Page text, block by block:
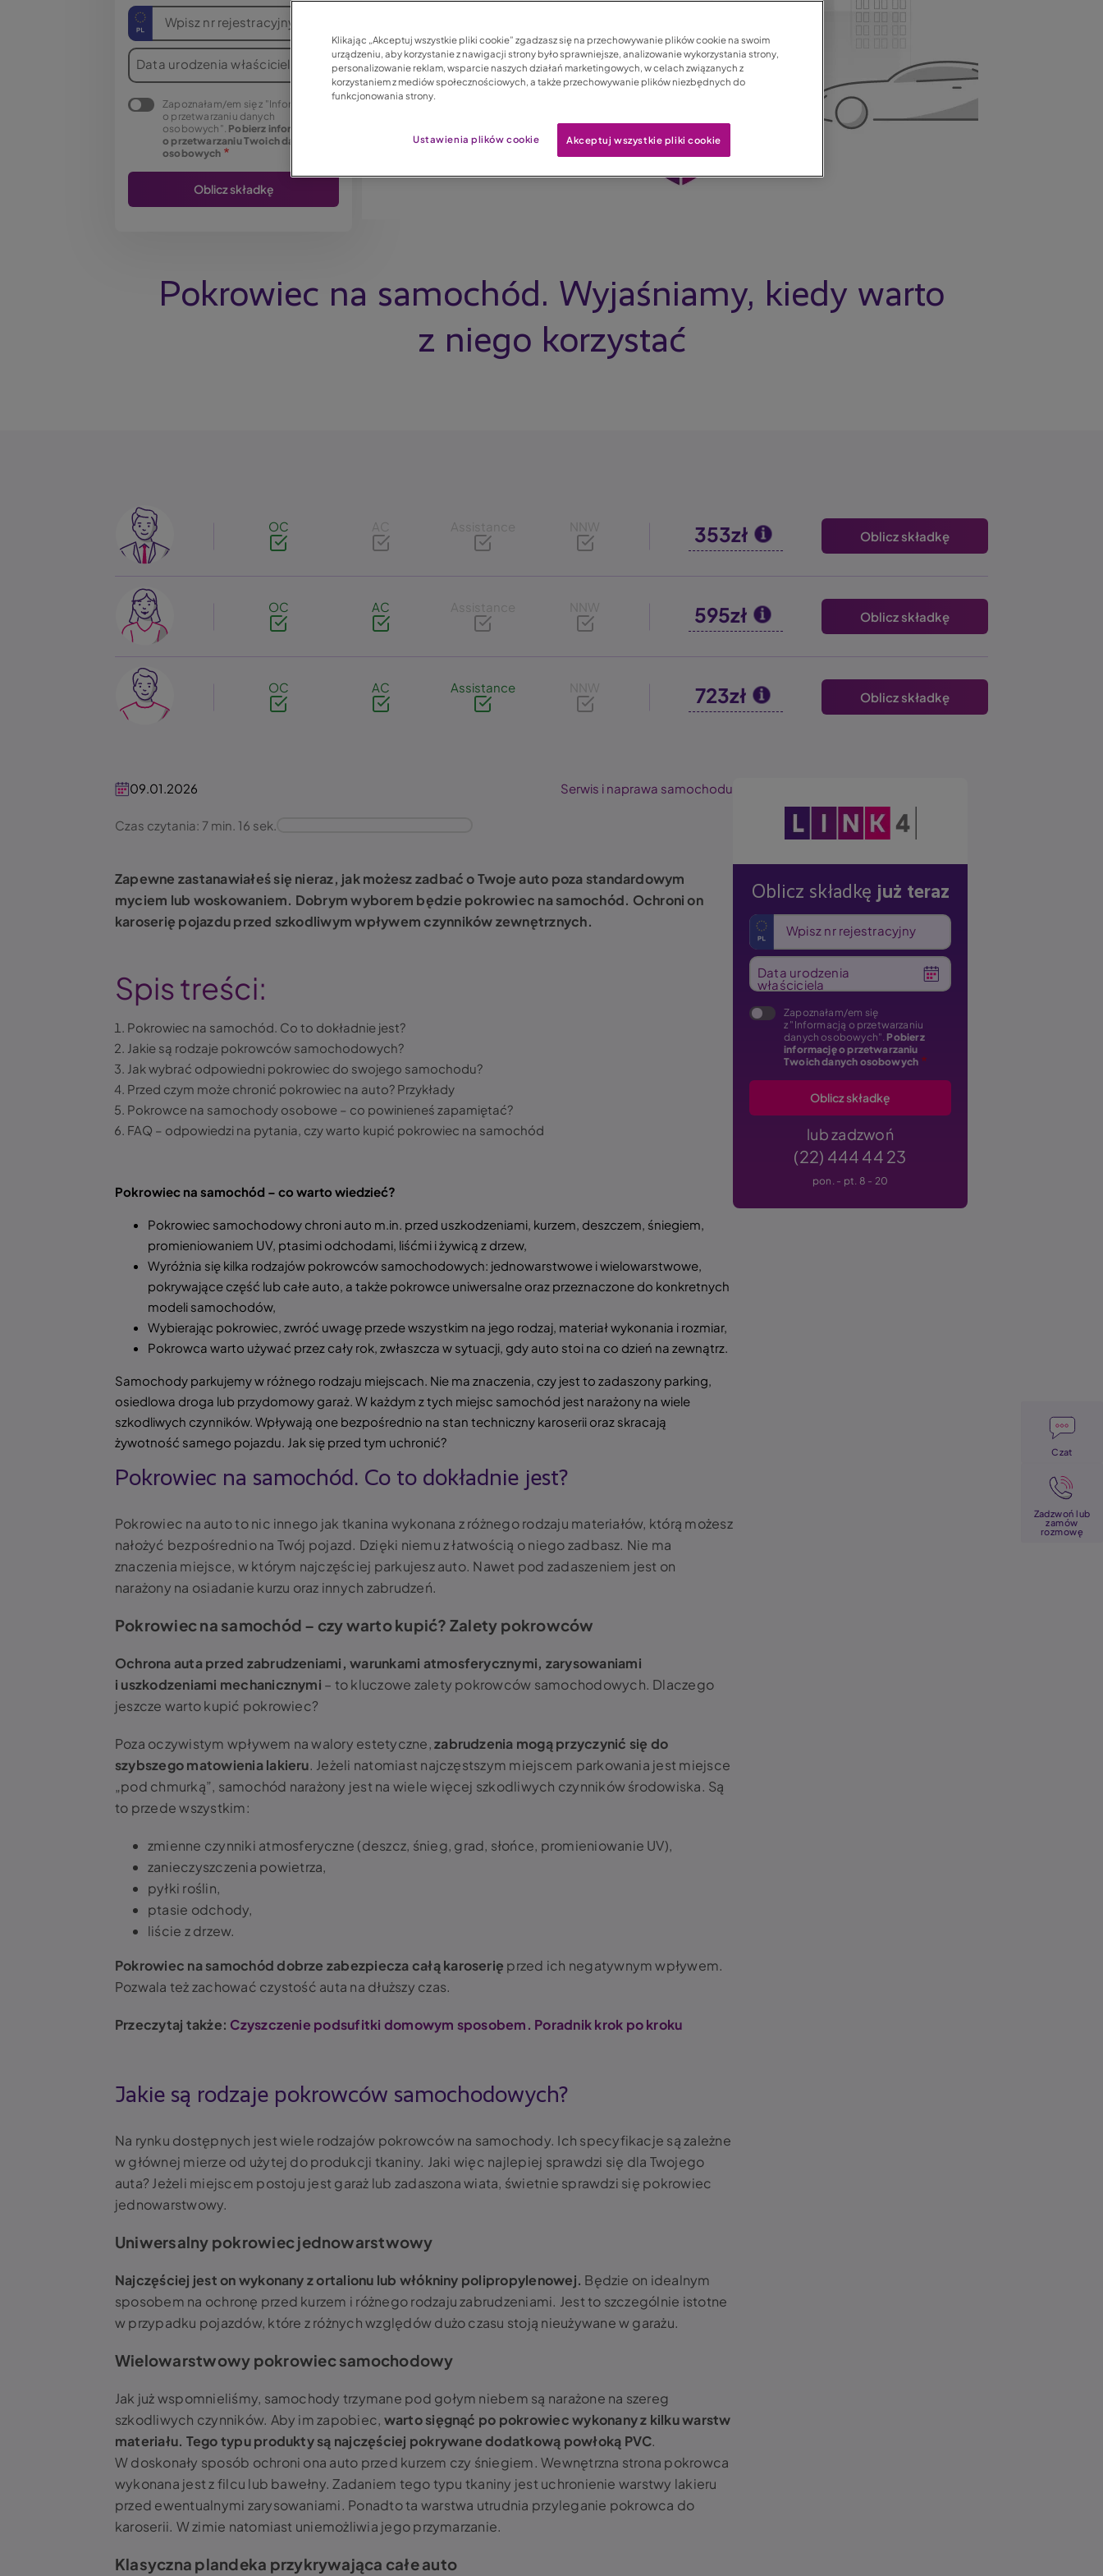
Wpisz nr rejestracyjny
Data urodzenia właściciela
Zapoznałam/em się z "Informacją
o przetwarzaniu danych
osobowych". Pobierz informację
o przetwarzaniu Twoich danych
osobowych
Pokrowiec na samochód. Wyjaśniamy, kiedy warto
z niego korzystać
Image
OC AC Assistance NNW 353zł Oblicz składkę
Image
OC AC Assistance NNW 595zł Oblicz składkę
Image
OC AC Assistance NNW 723zł Oblicz składkę
09.01.2026 Serwis i naprawa samochodu
Czas czytania: 7 min. 16 sek.
Zapewne zastanawiałeś się nieraz, jak możesz zadbać o Twoje auto poza standardowym
myciem lub woskowaniem. Dobrym wyborem będzie pokrowiec na samochód. Ochroni on
karoserię pojazdu przed szkodliwym wpływem czynników zewnętrznych.
Spis treści:
Pokrowiec na samochód. Co to dokładnie jest?
Jakie są rodzaje pokrowców samochodowych?
Jak wybrać odpowiedni pokrowiec do swojego samochodu?
Przed czym może chronić pokrowiec na auto? Przykłady
Pokrowce na samochody osobowe – co powinieneś zapamiętać?
FAQ – odpowiedzi na pytania, czy warto kupić pokrowiec na samochód
Pokrowiec na samochód – co warto wiedzieć?
Pokrowiec samochodowy chroni auto m.in. przed uszkodzeniami, kurzem, deszczem, śniegiem,
promieniowaniem UV, ptasimi odchodami, liśćmi i żywicą z drzew,
Wyróżnia się kilka rodzajów pokrowców samochodowych: jednowarstwowe i wielowarstwowe,
pokrywające część lub całe auto, a także pokrowce uniwersalne oraz przeznaczone do konkretnych
modeli samochodów,
Wybierając pokrowiec, zwróć uwagę przede wszystkim na jego rodzaj, materiał wykonania i rozmiar,
Pokrowca warto używać przez cały rok, zwłaszcza w sytuacji, gdy auto stoi na co dzień na zewnątrz.
Samochody parkujemy w różnego rodzaju miejscach. Nie ma znaczenia, czy jest to zadaszony parking,
osiedlowa droga lub przydomowy garaż. W każdym z tych miejsc samochód jest narażony na wiele
szkodliwych czynników. Wpływają one bezpośrednio na stan techniczny karoserii oraz skracają
żywotność samego pojazdu. Jak się przed tym uchronić?
Pokrowiec na samochód. Co to dokładnie jest?
Pokrowiec na auto to nic innego jak tkanina wykonana z różnego rodzaju materiałów, którą możesz
nałożyć bezpośrednio na Twój pojazd. Dzięki niemu z łatwością o niego zadbasz. Nie ma
znaczenia miejsce, w którym najczęściej parkujesz auto. Nawet pod zadaszeniem jest on
narażony na osiadanie kurzu oraz innych zabrudzeń.
Pokrowiec na samochód – czy warto kupić? Zalety pokrowców
Ochrona auta przed zabrudzeniami, warunkami atmosferycznymi, zarysowaniami
i uszkodzeniami mechanicznymi – to kluczowe zalety pokrowców samochodowych. Dlaczego
jeszcze warto kupić pokrowiec?
Poza oczywistym wpływem na walory estetyczne,zabrudzenia mogą przyczynić się do
szybszego matowienia lakieru. Jeżeli natomiast najczęstszym miejscem parkowania jest miejsce
„pod chmurką”, samochód narażony jest na wiele więcej szkodliwych czynników środowiska. Są
to przede wszystkim:
zmienne czynniki atmosferyczne (deszcz, śnieg, grad, słońce, promieniowanie UV),
zanieczyszczenia powietrza,
pyłki roślin,
ptasie odchody,
liście z drzew.
Pokrowiec na samochód dobrze zabezpiecza całą karoserię przed ich negatywnym wpływem.
Pozwala też zachować czystość auta na dłuższy czas.
Przeczytaj także: Czyszczenie podsufitki domowym sposobem. Poradnik krok po kroku
Jakie są rodzaje pokrowców samochodowych?
Na rynku dostępnych jest wiele rodzajów pokrowców na samochody. Ich specyfikacje są zależne
w głównej mierze od użytej do produkcji tkaniny. Jaki więc najlepiej sprawdzi się dla Twojego
auta? Jeżeli miejscem postoju jest garaż lub zadaszona wiata, świetnie sprawdzi się pokrowiec
jednowarstwowy.
Uniwersalny pokrowiec jednowarstwowy
Najczęściej jest on wykonany z ortalionu lub włókniny polipropylenowej. Będzie on idealnym
sposobem na ochronę przed kurzem i różnego rodzaju zabrudzeniami. Jest to szczególnie istotne
w przypadku pojazdów, które z różnych względów dużo czasu stoją nieużywane w garażu.
Wielowarstwowy pokrowiec samochodowy
Jak już wspomnieliśmy, samochody trzymane pod gołym niebem są narażone na szereg
szkodliwych czynników. Aby im zapobiec, warto sięgnąć po pokrowiec wykonany z kilku warstw
materiału. Tego typu produkty są najczęściej pokrywane dodatkową powłoką PVC.
W doskonały sposób ochroni ona auto przed kurzem czy śniegiem. Wewnętrzna strona pokrowca
wykonana jest z filcu lub bawełny. Zadaniem tego typu tkaniny jest uchronienie warstwy lakieru
przed ewentualnymi zarysowaniami. Ponadto ta warstwa utrudnia przyleganie pokrowca do
karoserii. W zimie natomiast uniemożliwia jego przymarzanie.
Klasyczna plandeka przykrywająca całe auto
Obraz
Oblicz składkę już teraz
Wpisz nr rejestracyjny
Data urodzenia
właściciela
Zapoznałam/em się
z "Informacją o przetwarzaniu
danych osobowych". Pobierz
informację o przetwarzaniu
Twoich danych osobowych
lub zadzwoń
(22) 444 44 23
pon. - pt. 8 - 20
Czat
Zadzwoń lub
zamów
rozmowę
Klikając „Akceptuj wszystkie pliki cookie” zgadzasz się na przechowywanie plików cookie na swoim
urządzeniu, aby korzystanie z nawigacji strony było sprawniejsze, analizowanie wykorzystania strony,
personalizowanie reklam, wsparcie naszych działań marketingowych, w celach związanych z
korzystaniem z mediów społecznościowych, a także przechowywanie plików niezbędnych do
funkcjonowania strony.
Ustawienia plików cookie Akceptuj wszystkie pliki cookie